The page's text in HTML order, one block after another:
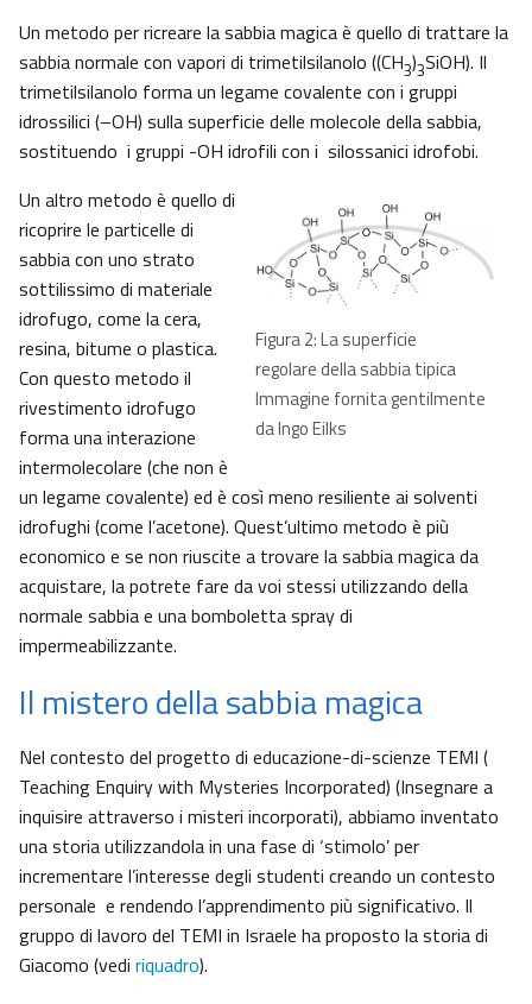
Un metodo per ricreare la sabbia magica è quello di trattare la
sabbia normale con vapori di trimetilsilanolo ((CH3)3SiOH). Il
trimetilsilanolo forma un legame covalente con i gruppi
idrossilici (–OH) sulla superficie delle molecole della sabbia,
sostituendo i gruppi -OH idrofili con i silossanici idrofobi.
Figura 2: La superficie
regolare della sabbia tipica
Immagine fornita gentilmente
da Ingo Eilks
Un altro metodo è quello di
ricoprire le particelle di
sabbia con uno strato
sottilissimo di materiale
idrofugo, come la cera,
resina, bitume o plastica.
Con questo metodo il
rivestimento idrofugo
forma una interazione
intermolecolare (che non è
un legame covalente) ed è così meno resiliente ai solventi
idrofughi (come l’acetone). Quest’ultimo metodo è più
economico e se non riuscite a trovare la sabbia magica da
acquistare, la potrete fare da voi stessi utilizzando della
normale sabbia e una bomboletta spray di
impermeabilizzante.
Il mistero della sabbia magica
Nel contesto del progetto di educazione-di-scienze TEMI (
Teaching Enquiry with Mysteries Incorporated) (Insegnare a
inquisire attraverso i misteri incorporati), abbiamo inventato
una storia utilizzandola in una fase di ‘stimolo’ per
incrementare l’interesse degli studenti creando un contesto
personale e rendendo l’apprendimento più significativo. Il
gruppo di lavoro del TEMI in Israele ha proposto la storia di
Giacomo (vedi riquadro).